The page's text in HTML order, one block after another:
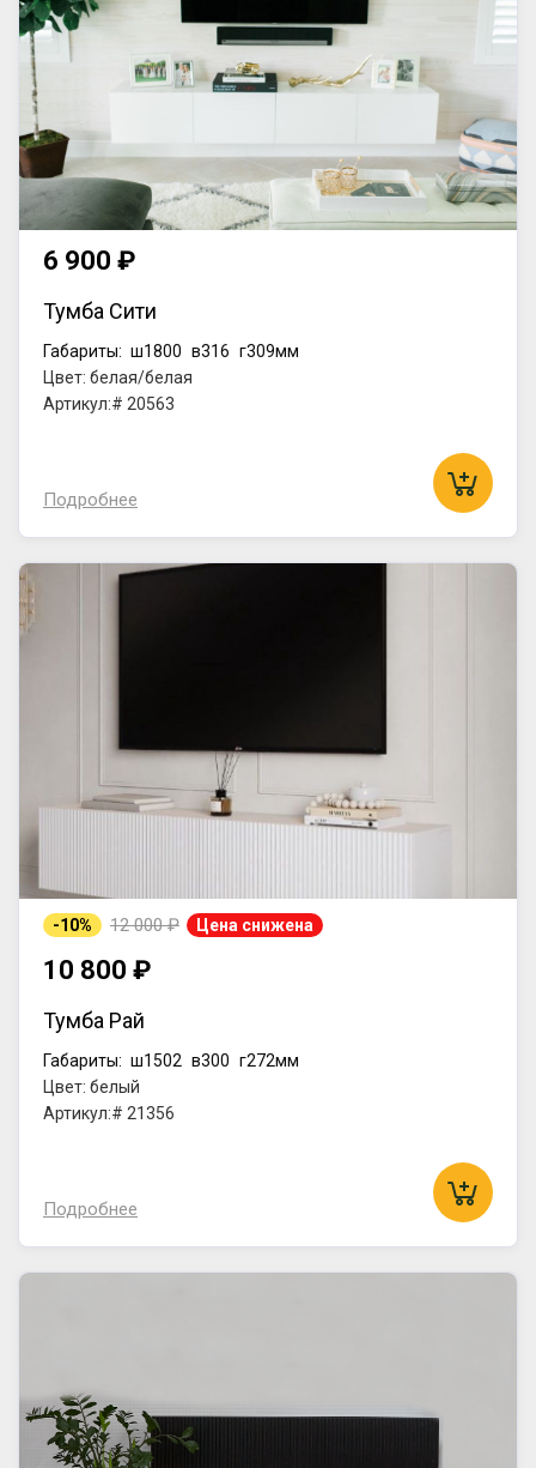
6 900 ₽
Тумба Сити
Габариты: ш1800 в316 г309мм
Цвет: белая/белая
Артикул:# 20563
Подробнее
-10% 12 000 ₽ Цена снижена
10 800 ₽
Тумба Рай
Габариты: ш1502 в300 г272мм
Цвет: белый
Артикул:# 21356
Подробнее